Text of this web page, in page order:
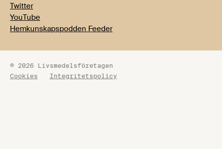
Twitter
YouTube
Hemkunskapspodden Feeder
© 2026 Livsmedelsföretagen
Cookies
Integritetspolicy